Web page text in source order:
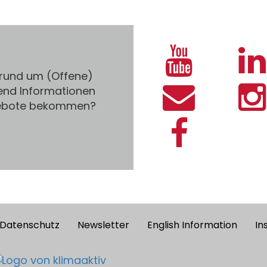
um (Offene)
Informationen
bekommen?
Datenschutz Newsletter English Information